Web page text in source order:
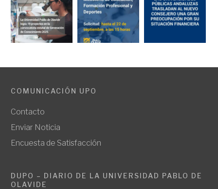
COMUNICACIÓN UPO
Contacto
Enviar Noticia
Encuesta de Satisfacción
DUPO – DIARIO DE LA UNIVERSIDAD PABLO DE
OLAVIDE